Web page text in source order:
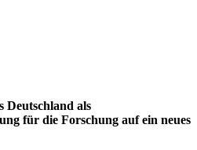
Deutschland als
für die Forschung auf ein neues